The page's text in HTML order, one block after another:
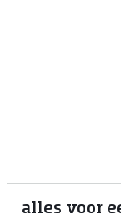
alles voor